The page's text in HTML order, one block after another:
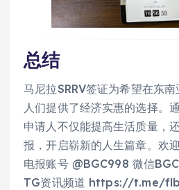
总结
马尼拉SRRV签证为希望在东
人们提供了经济实惠的选择。
申请人不仅能提高生活质量，
报，开启崭新的人生篇章。欢
电报账号 @BGC998 微信
TG资讯频道 https://t.me/